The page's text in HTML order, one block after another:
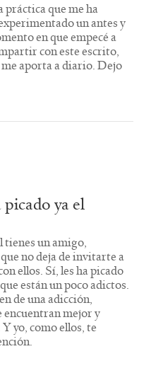
práctica que me ha
un antes y
en que empecé a
con este escrito,
aporta a diario. Dejo
ya el
tienes un amigo,
no deja de invitarte a
ellos. Sí, les ha picado
están un poco adictos.
de una adicción,
encuentran mejor y
yo, como ellos, te